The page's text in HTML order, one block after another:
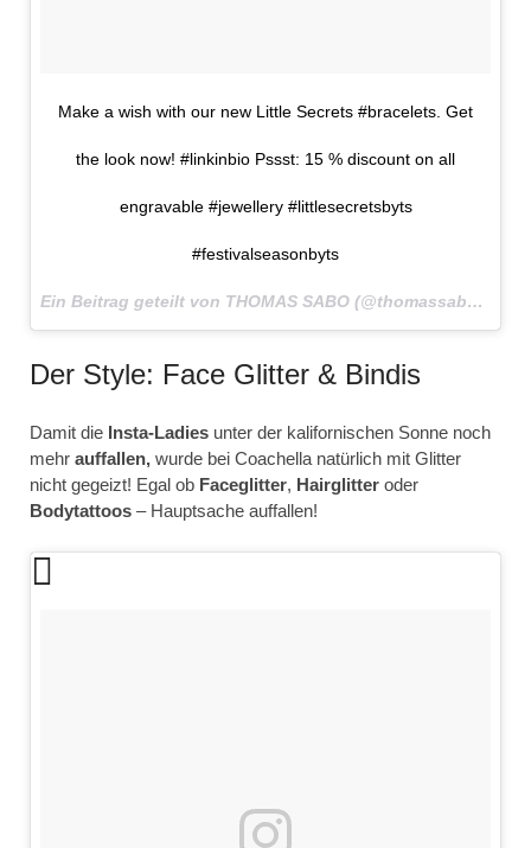
Make a wish with our new Little Secrets #bracelets. Get
the look now! #linkinbio Pssst: 15 % discount on all
engravable #jewellery #littlesecretsbyts
#festivalseasonbyts
Ein Beitrag geteilt von THOMAS SABO (@thomassabo) am
Der Style: Face Glitter & Bindis
Damit die Insta-Ladies unter der kalifornischen Sonne noch
mehr auffallen, wurde bei Coachella natürlich mit Glitter
nicht gegeizt! Egal ob Faceglitter, Hairglitter oder
Bodytattoos – Hauptsache auffallen!